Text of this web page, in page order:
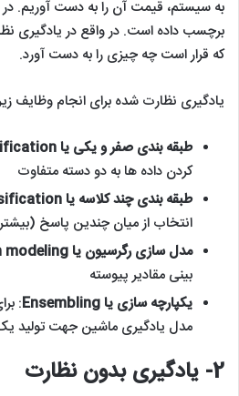
به سیستم، قیمت آن را به دست آوریم.
برچسب داده است. در واقع در یادگیری
که قرار است چه چیزی را به دست آورد.
یادگیری نظارت شده برای انجام وظایف
طبقه بندی صفر و یکی یا Binary classification
کردن داده ها به دو دسته متفاوت
طبقه بندی چند کلاسه یا Multi-class classification
انتخاب از میان چندین پاسخ
مدل سازی رگرسیون یا Regression modeling
بینی مقادیر پیوسته
یکپارچه سازی یا Ensembling
:
مدل یادگیری ماشین جهت تولید
2- یادگیری بدون نظارت